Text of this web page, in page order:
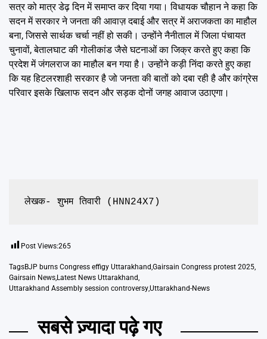
सत्र को मात्र डेढ़ दिन में समाप्त कर दिया गया। विधायक चौहान ने कहा कि
सदन में सरकार ने जनता की आवाज़ दबाई और सत्र में अराजकता का माहौल
बना, जिससे सार्थक चर्चा नहीं हो सकी। उन्होंने नैनीताल में जिला पंचायत
चुनावों, बेतालघाट की गोलीकांड जैसे घटनाओं का जिक्र करते हुए कहा कि
प्रदेश में जंगलराज का माहौल बन गया है। उन्होंने कड़ी निंदा करते हुए कहा
कि यह हिटलरशाही सरकार है जो जनता की बातों को दबा रही है और कांग्रेस
परिवार इसके खिलाफ सदन और सड़क दोनों जगह आवाज उठाएगा।
लेखक- शुभम तिवारी (HNN24X7)
Post Views:265
TagsBJP burns Congress effigy Uttarakhand Gairsain Congress protest 2025
Gairsain News Latest News Uttarakhand
Uttarakhand Assembly session controversyUttarakhand-News
सबसे ज़्यादा पढ़े गए